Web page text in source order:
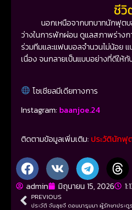
ชีวิ
นอกเหนือจากบทบาทนักฟุตบ
ว่างในการพักผ่อน ดูแลสภาพร่างก
ร่วมทีมและแฟนบอลจำนวนไม่น้อย
เนื่อง จนกลายเป็นแบบอย่างที่ดีให้
โซเชียลมีเดียทางการ
Instagram: baanjoe.24
ติดตามข้อมูลเพิ่มเติม: ประวัตินักฟุ
admin มิถุนายน 15, 2026
PREVIOUS
ประวัติ จันลุยจี ดอนนารุมมา ผู้รักษาประตู